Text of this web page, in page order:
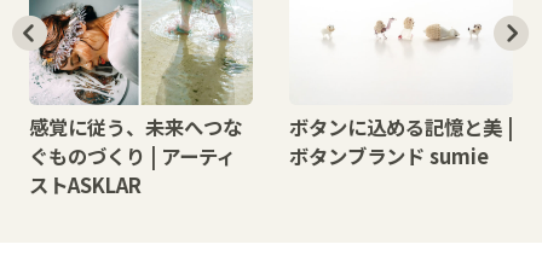
感覚に従う、未来へつな
ぐものづくり | アーティ
ストASKLAR
ボタンに込める記憶と美 |
ボタンブランド sumie